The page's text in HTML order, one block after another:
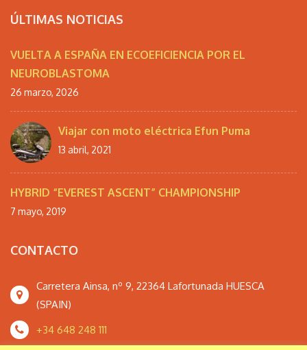
ÚLTIMAS NOTICIAS
VUELTA A ESPAÑA EN ECOEFICIENCIA POR EL
NEUROBLASTOMA
26 marzo, 2026
Viajar con moto eléctrica Efun Puma
13 abril, 2021
HYBRID “EVEREST ASCENT” CHAMPIONSHIP
7 mayo, 2019
CONTACTO
Carretera Ainsa, nº 9, 22364 Lafortunada HUESCA
(SPAIN)
+34 648 248 111